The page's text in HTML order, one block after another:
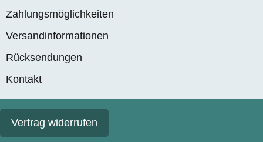
Zahlungsmöglichkeiten
Versandinformationen
Rücksendungen
Kontakt
Vertrag widerrufen